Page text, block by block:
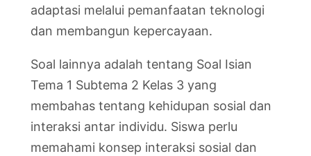
adaptasi melalui pemanfaatan teknologi
dan membangun kepercayaan.
Soal lainnya adalah tentang Soal Isian
Tema 1 Subtema 2 Kelas 3 yang
membahas tentang kehidupan sosial dan
interaksi antar individu. Siswa perlu
memahami konsep interaksi sosial dan